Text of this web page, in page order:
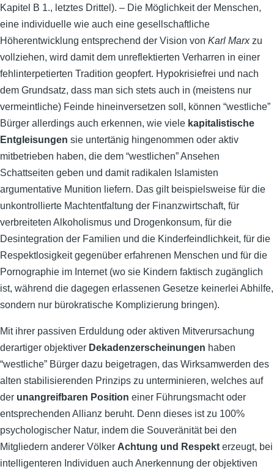
Kapitel B 1., letztes Drittel). – Die Möglichkeit der Menschen,
eine individuelle wie auch eine gesellschaftliche
Höherentwicklung entsprechend der Vision von Karl Marxzu
vollziehen, wird damit dem unreflektierten Verharren in einer
fehlinterpetierten Tradition geopfert. Hypokrisiefrei und nach
dem Grundsatz, dass man sich stets auch in (meistens nur
vermeintliche) Feinde hineinversetzen soll, können “westliche”
Bürger allerdings auch erkennen, wie viele kapitalistische
Entgleisungen sie untertänig hingenommen oder aktiv
mitbetrieben haben, die dem “westlichen” Ansehen
Schattseiten geben und damit radikalen Islamisten
argumentative Munition liefern. Das gilt beispielsweise für die
unkontrollierte Machtentfaltung der Finanzwirtschaft, für
verbreiteten Alkoholismus und Drogenkonsum, für die
Desintegration der Familien und die Kinderfeindlichkeit, für die
Respektlosigkeit gegenüber erfahrenen Menschen und für die
Pornographie im Internet (wo sie Kindern faktisch zugänglich
ist, während die dagegen erlassenen Gesetze keinerlei Abhilfe,
sondern nur bürokratische Komplizierung bringen).
Mit ihrer passiven Erduldung oder aktiven Mitverursachung
derartiger objektiver Dekadenzerscheinungen haben
“westliche” Bürger dazu beigetragen, das Wirksamwerden des
alten stabilisierenden Prinzips zu unterminieren, welches auf
der unangreifbaren Position einer Führungsmacht oder
entsprechenden Allianz beruht. Denn dieses ist zu 100%
psychologischer Natur, indem die Souveränität bei den
Mitgliedern anderer Völker Achtung und Respekt erzeugt, bei
intelligenteren Individuen auch Anerkennung der objektiven